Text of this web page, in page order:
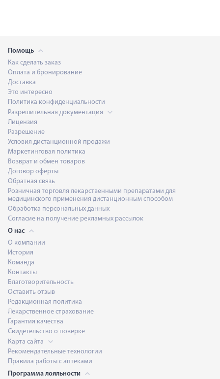
Помощь
Как сделать заказ
Оплата и бронирование
Доставка
Это интересно
Политика конфиденциальности
Разрешительная документация
Лицензия
Разрешение
Условия дистанционной продажи
Маркетинговая политика
Возврат и обмен товаров
Договор оферты
Обратная связь
Розничная торговля лекарственными препаратами для
медицинского применения дистанционным способом
Обработка персональных данных
Согласие на получение рекламных рассылок
О нас
О компании
История
Команда
Контакты
Благотворительность
Оставить отзыв
Редакционная политика
Лекарственное страхование
Гарантия качества
Свидетельство о поверке
Карта сайта
Рекомендательные технологии
Правила работы с аптеками
Программа лояльности